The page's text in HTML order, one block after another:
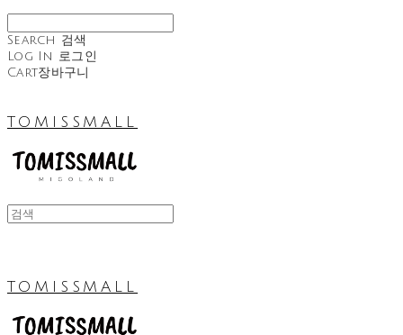
Search 검색
Log In 로그인
Cart장바구니
TOMISSMALL
TOMISSMALL